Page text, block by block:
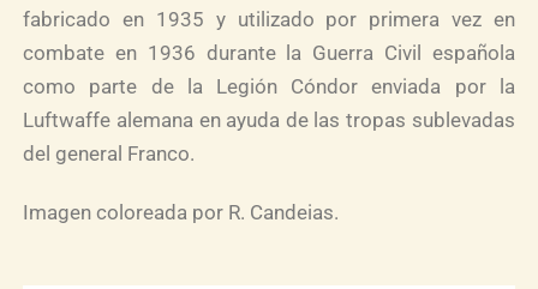
fabricado en 1935 y utilizado por primera vez en
combate en 1936 durante la Guerra Civil española
como parte de la Legión Cóndor enviada por la
Luftwaffe alemana en ayuda de las tropas sublevadas
del general Franco.
Imagen coloreada por R. Candeias.